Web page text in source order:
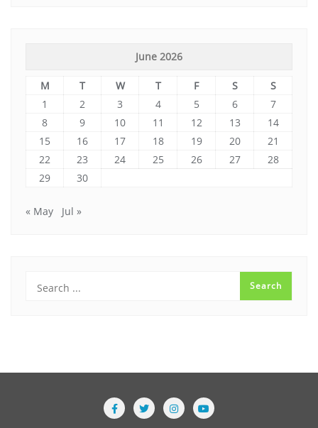
June 2026
M T W T F S
S
1
2 3 4 5 6
7
8
9 10 11 12 13
14
15
16 17 18 19 20
21
22
23 24 25 26 27
28
29
30
« May Jul »